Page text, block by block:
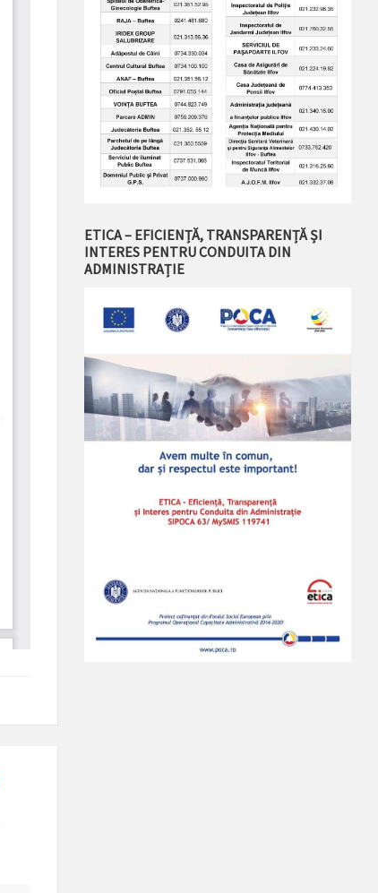
ETICA – EFICIENȚĂ, TRANSPARENȚĂ ȘI
INTERES PENTRU CONDUITA DIN
ADMINISTRAȚIE